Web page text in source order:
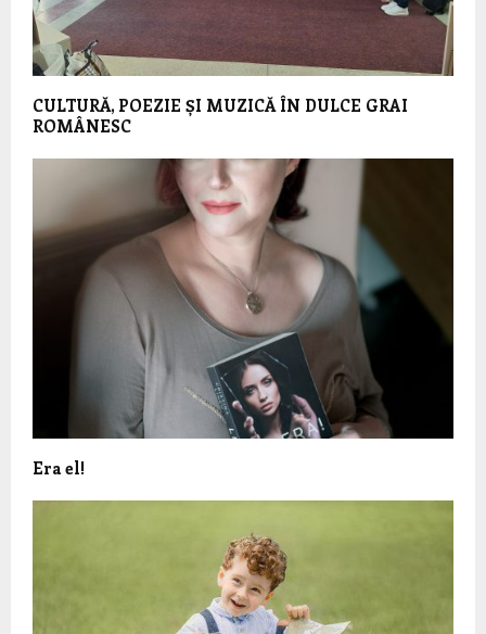
CULTURĂ, POEZIE ȘI MUZICĂ ÎN DULCE GRAI
ROMÂNESC
Era el!